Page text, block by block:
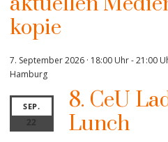
kopie
7. September 2026 · 18:00 Uhr-21:00
Hamburg
SEP.
22
8. CeU
Lunch